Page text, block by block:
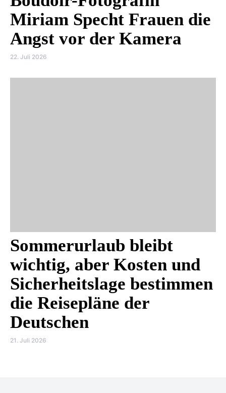
Miriam Specht Frauen die
Angst vor der Kamera
22. Juli 2026
Sommerurlaub bleibt
wichtig, aber Kosten und
Sicherheitslage bestimmen
die Reisepläne der
Deutschen
21. Juli 2026